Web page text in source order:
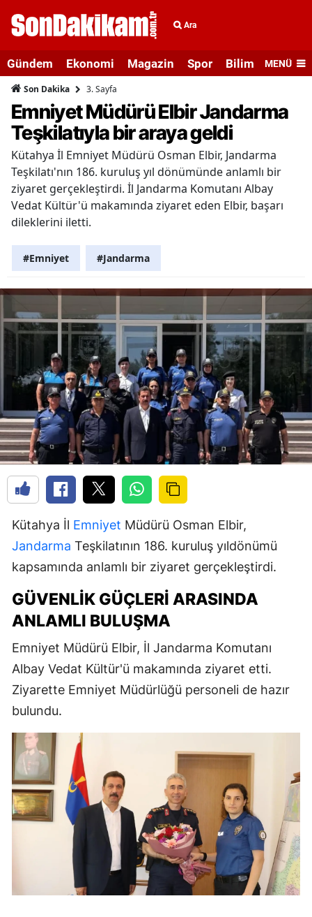
Ara
Gündem Ekonomi Magazin Spor Bilim veMENÜ
Son Dakika 3. Sayfa
Emniyet Müdürü Elbir Jandarma
Teşkilatıyla bir araya geldi
Kütahya İl Emniyet Müdürü Osman Elbir, Jandarma
Teşkilatı'nın 186. kuruluş yıl dönümünde anlamlı bir
ziyaret gerçekleştirdi. İl Jandarma Komutanı Albay
Vedat Kültür'ü makamında ziyaret eden Elbir, başarı
dileklerini iletti.
#Emniyet #Jandarma
Kütahya İl Emniyet Müdürü Osman Elbir,
Jandarma Teşkilatının 186. kuruluş yıldönümü
kapsamında anlamlı bir ziyaret gerçekleştirdi.
GÜVENLIK GÜÇLERI ARASINDA
ANLAMLI BULUŞMA
Emniyet Müdürü Elbir, İl Jandarma Komutanı
Albay Vedat Kültür'ü makamında ziyaret etti.
Ziyarette Emniyet Müdürlüğü personeli de hazır
bulundu.